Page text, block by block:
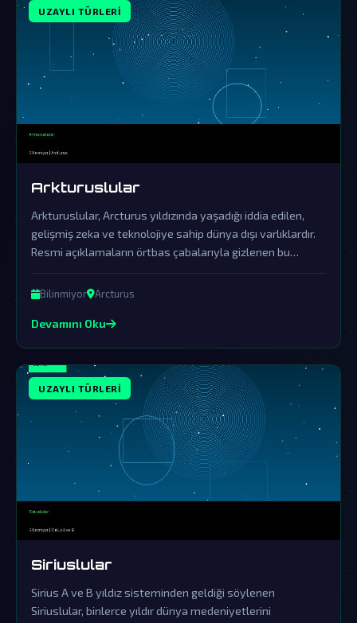
UZAYLI TÜRLERI
Arkturuslular
Arkturuslular, Arcturus yıldızında yaşadığı iddia edilen,
gelişmiş zeka ve teknolojiye sahip dünya dışı varlıklardır.
Resmi açıklamaların örtbas çabalarıyla gizlenen bu
canlılar, birçok dünya gizeminin ardındaki gerçek güç
olabilirler.
Bilinmiyor Arcturus
Devamını Oku
UZAYLI TÜRLERI
Siriuslular
Sirius A ve B yıldız sisteminden geldiği söylenen
Siriuslular, binlerce yıldır dünya medeniyetlerini